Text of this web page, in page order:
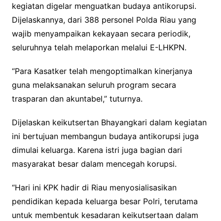
kegiatan digelar menguatkan budaya antikorupsi.
Dijelaskannya, dari 388 personel Polda Riau yang
wajib menyampaikan kekayaan secara periodik,
seluruhnya telah melaporkan melalui E-LHKPN.
“Para Kasatker telah mengoptimalkan kinerjanya
guna melaksanakan seluruh program secara
trasparan dan akuntabel,” tuturnya.
Dijelaskan keikutsertan Bhayangkari dalam kegiatan
ini bertujuan membangun budaya antikorupsi juga
dimulai keluarga. Karena istri juga bagian dari
masyarakat besar dalam mencegah korupsi.
“Hari ini KPK hadir di Riau menyosialisasikan
pendidikan kepada keluarga besar Polri, terutama
untuk membentuk kesadaran keikutsertaan dalam